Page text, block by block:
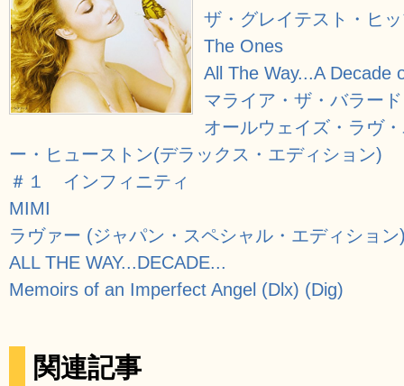
ザ・グレイテスト・ヒ
The Ones
All The Way...A Decade
マライア・ザ・バラード
オールウェイズ・ラヴ
ー・ヒューストン(デラックス・エディション)
＃１ インフィニティ
MIMI
ラヴァー (ジャパン・スペシャル・エディショ
ALL THE WAY...DECADE...
Memoirs of an Imperfect Angel (Dlx) (Dig)
関連記事